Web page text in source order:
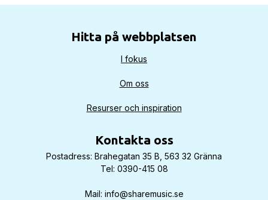
Hitta på webbplatsen
I fokus
Om oss
Resurser och inspiration
Kontakta oss
Postadress: Brahegatan 35 B, 563 32 Gränna
Tel: 0390-415 08
Mail: info@sharemusic.se